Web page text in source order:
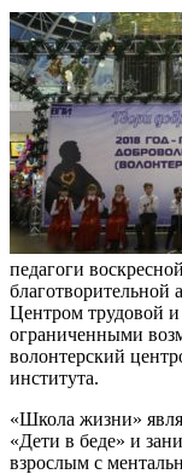
педагоги
благотворительной
Центром трудовой
ограниченными
волонтерский
института.
«Школа жизни»
«Дети в беде» и
взрослым с